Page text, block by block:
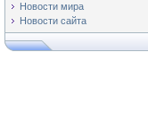
Новости мира
Новости сайта